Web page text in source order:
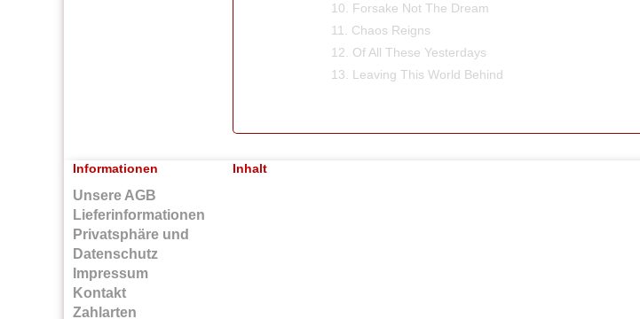
10. Forsake Not The Dream
11. Chaos Reigns
12. Of All These Yesterdays
13. Leaving This World Behind
Informationen
Unsere AGB
Lieferinformationen
Privatsphäre und
Datenschutz
Impressum
Kontakt
Zahlarten
Inhalt